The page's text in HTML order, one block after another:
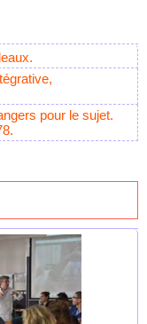
pour le sujet.